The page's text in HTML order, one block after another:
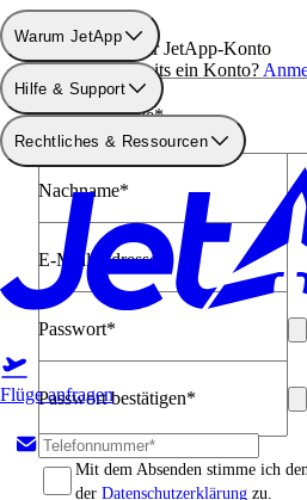
Warum JetApp
Hilfe & Support
Rechtliches & Ressourcen
Flüge anfragen
Erstellen Sie Ihr JetApp-Konto
Haben Sie bereits ein Konto?
Anrede*Vorname*
Nachname*
E-Mail-Adresse*
Passwort*
Passwort bestätigen*
Mit dem Absenden stimme ich
der Datenschutzerklärung zu.